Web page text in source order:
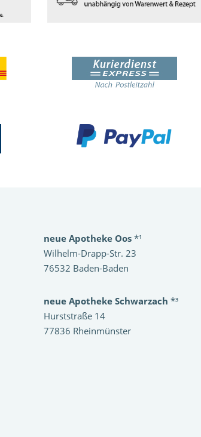
neue Apotheke Oos*¹
Wilhelm-Drapp-Str. 23
76532 Baden-Baden
neue Apotheke Schwarzach *³
Hurststraße 14
77836 Rheinmünster